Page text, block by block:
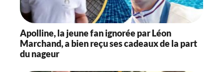
Apolline, la jeune fan ignorée par Léon
Marchand, a bien reçu ses cadeaux de la part
du nageur